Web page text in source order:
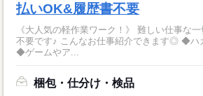
払いOK&履歴書不要
《大人気の軽作業ワーク！》 難しい仕事な一切なし！ 知識や経験は
不要です♪ こんなお仕事紹介できます◎ ◆ハガキや郵便物の仕分け
◆ゲームやア...
梱包・仕分け・検品